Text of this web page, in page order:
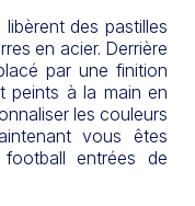
libèrent des pastilles
en acier. Derrière
par une finition
peints à la main en
les couleurs
vous êtes
entrées de